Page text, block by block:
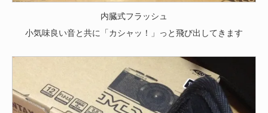
内臓式フラッシュ
小気味良い音と共に「カシャッ！」っと飛び出してきます